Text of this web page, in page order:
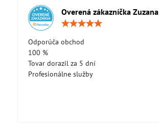
Overená zákazníčka Zuzana
Odporúča obchod
100 %
Tovar dorazil za 5 dní
Profesionálne služby